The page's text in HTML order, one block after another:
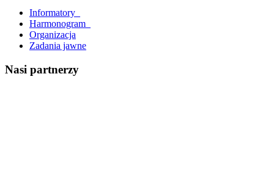
Informatory_
Harmonogram_
Organizacja
Zadania jawne
Nasi partnerzy